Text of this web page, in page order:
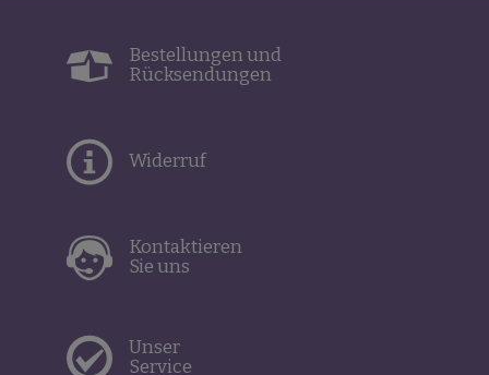
Bestellungen und
Rücksendungen
Widerruf
Kontaktieren
Sie uns
Unser
Service